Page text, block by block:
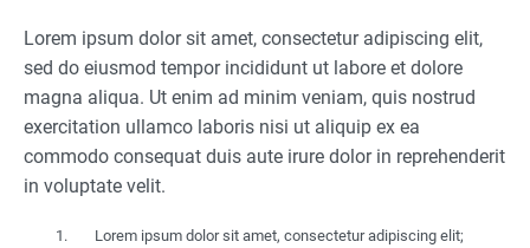
Lorem ipsum dolor sit amet, consectetur adipiscing elit,
sed do eiusmod tempor incididunt ut labore et dolore
magna aliqua. Ut enim ad minim veniam, quis nostrud
exercitation ullamco laboris nisi ut aliquip ex ea
commodo consequat duis aute irure dolor in reprehenderit
in voluptate velit.
Lorem ipsum dolor sit amet, consectetur adipiscing elit;